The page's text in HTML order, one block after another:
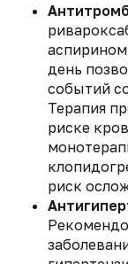
день
событий
Терапия
риске
риск